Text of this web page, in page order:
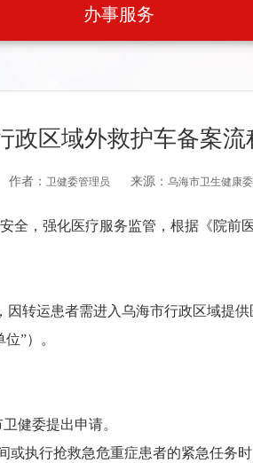
办事服务
政区域外救护车备案流
作者： 卫健委管理员 来源： 乌海市卫生健康
，强化医疗服务监管，根据《院前
运患者需进入乌海市行政区域提供
”）。
健委提出申请。
执行抢救急危重症患者的紧急任务